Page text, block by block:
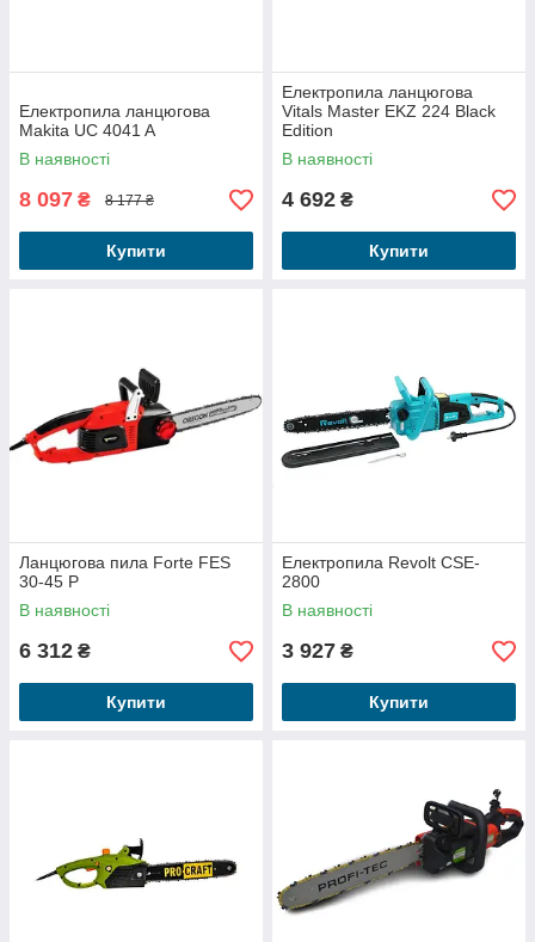
Електропила ланцюгова
Makita UC 4041 A
В наявності
8 097 ₴ 8 177 ₴
Купити
Електропила ланцюгова
Vitals Master EKZ 224 Black
Edition
В наявності
4 692 ₴
Купити
Ланцюгова пила Forte FES
30-45 P
В наявності
6 312 ₴
Купити
Електропила Revolt CSE-
2800
В наявності
3 927 ₴
Купити